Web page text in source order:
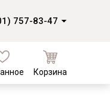
757-83-47
Корзина